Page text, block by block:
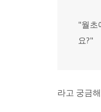
"월초
요?"
라고 궁금